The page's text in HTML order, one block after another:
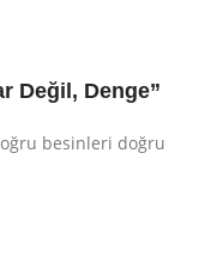
Değil, Denge”
besinleri doğru